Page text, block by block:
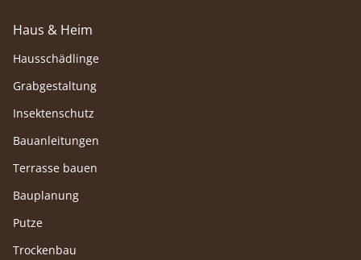
Haus & Heim
Hausschädlinge
Grabgestaltung
Insektenschutz
Bauanleitungen
Terrasse bauen
Bauplanung
Putze
Trockenbau